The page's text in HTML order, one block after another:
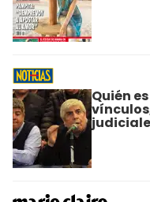
Quién